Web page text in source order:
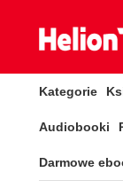
Kategorie
Audiobooki
Darmowe